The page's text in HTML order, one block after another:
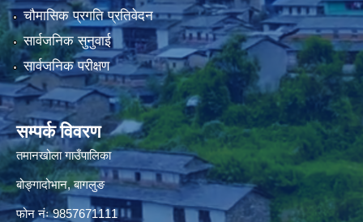
चौमासिक प्रगति प्रतिवेदन
सार्वजनिक सुनुवाई
सार्वजनिक परीक्षण
सम्पर्क विवरण
तमानखोला गाउँपालिका
बोङ्गादोभान, बागलुङ
फोन नंः 9857671111